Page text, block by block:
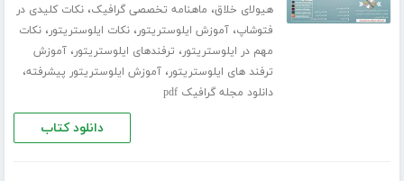
هیولای خلاق، ماهنامه تخصصی گرافیک،نکات کلیدی در
فتوشاپ،آموزش ایلوستریتور،نکات ایلوستریتور،نکات
مهم در ایلوستریتور، ترفندهای ایلوستریتور،آموزش
ترفند های ایلوستریتور،آموزش ایلوستریتور پیشرفته،
دانلود مجله گرافیک pdf
دانلود کتاب